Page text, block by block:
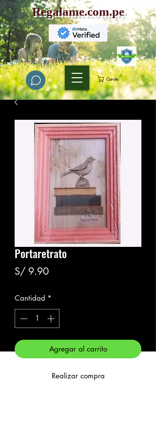
Regalame.com.pe
Carrito
Portaretrato
S/ 9.90Precio
Cantidad *
Agregar al carrito
Realizar compra